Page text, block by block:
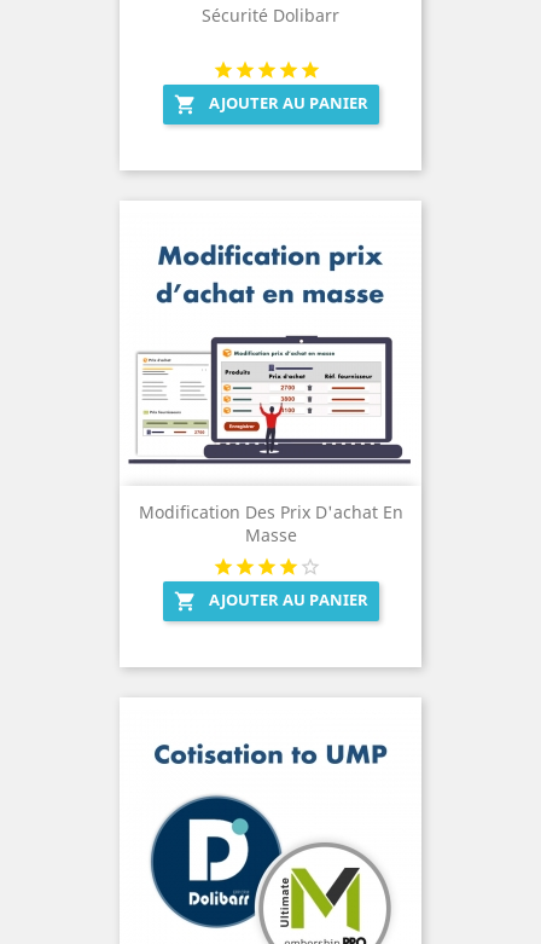
Sécurité Dolibarr
 AJOUTER AU PANIER
Modification Des Prix D'achat En
Masse
 AJOUTER AU PANIER